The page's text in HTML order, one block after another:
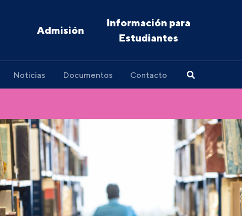
Admisión
Información para
Estudiantes
Noticias Documentos Contacto